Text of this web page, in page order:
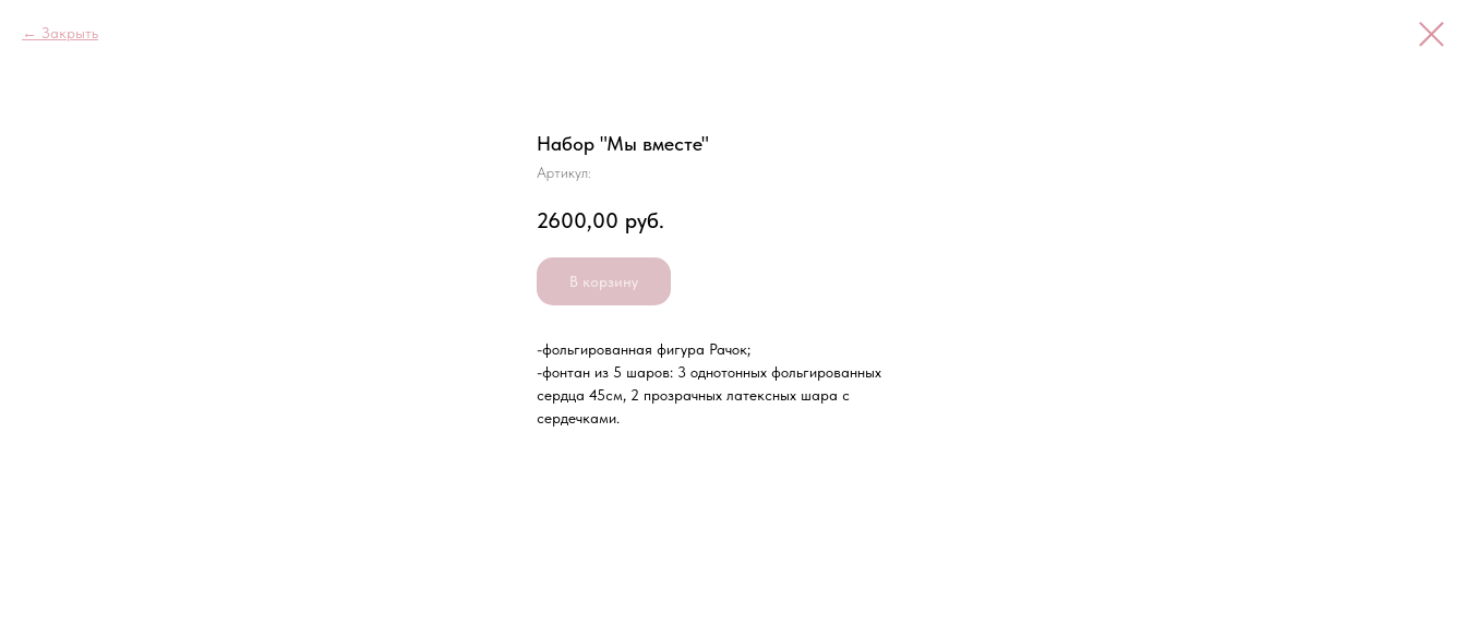
Закрыть
Набор "Мы вместе"
Артикул:
2600,00 руб.
В корзину
-фольгированная фигура Рачок;
-фонтан из 5 шаров: 3 однотонных фольгированных
сердца 45см, 2 прозрачных латексных шара с
сердечками.